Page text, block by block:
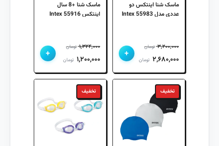
ماسک شنا اینتکس دو
عددی مدل 55983 Intex
۳,۲۰۰,۰۰۰ تومان
قیمت
اصلی
بود.
۲,۶۸۰,۰۰۰ تومانقیمت
فعلی
۲,۶۸۰,۰۰۰ تومان
+
ماسک شنا +8 سال
اینتکس 55916 Intex
۱,۳۲۴,۰۰۰ تومان
قیمت
اصلی
بود.
۱,۲۰۰,۰۰۰ تومانقیمت
فعلی
است.
+
تخفیف تخفیف